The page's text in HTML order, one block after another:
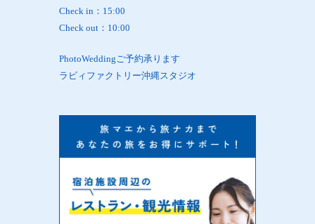
Check in：15:00
Check out：10:00
PhotoWeddingご予約承ります
ラビィファクトリー沖縄スタジオ